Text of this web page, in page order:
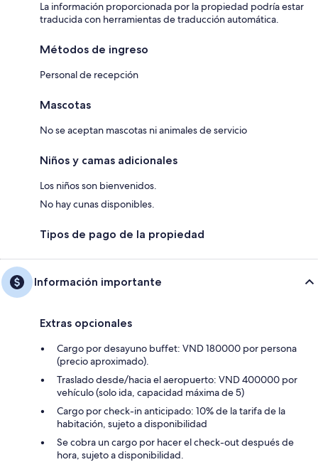
La información proporcionada por la propiedad podría estar
traducida con herramientas de traducción automática.
Métodos de ingreso
Personal de recepción
Mascotas
No se aceptan mascotas ni animales de servicio
Niños y camas adicionales
Los niños son bienvenidos.
No hay cunas disponibles.
Tipos de pago de la propiedad
Información importante
Extras opcionales
Cargo por desayuno buffet: VND 180000 por persona
(precio aproximado).
Traslado desde/hacia el aeropuerto: VND 400000 por
vehículo (solo ida, capacidad máxima de 5)
Cargo por check-in anticipado: 10% de la tarifa de la
habitación, sujeto a disponibilidad
Se cobra un cargo por hacer el check-out después de
hora, sujeto a disponibilidad.